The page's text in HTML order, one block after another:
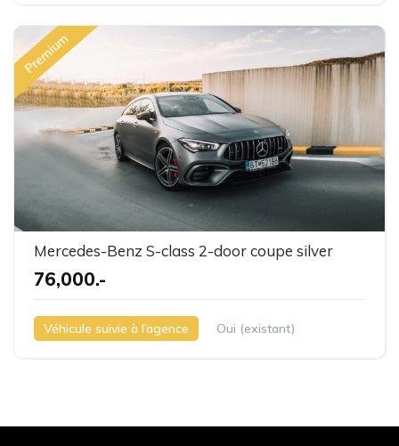
Premium
Mercedes-Benz S-class 2-door coupe silver
76,000.-
Véhicule suivie à l’agence Oui (existant)